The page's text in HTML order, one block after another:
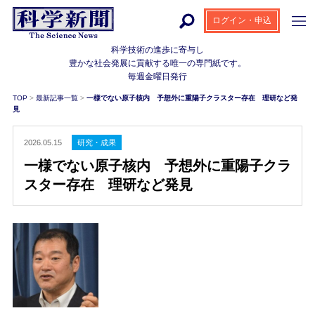
科学技術の進歩に寄与し
豊かな社会発展に貢献する唯一の専門紙です。
毎週金曜日発行
ログイン・申込
TOP > 最新記事一覧 > 一様でない原子核内 予想外に重陽子クラスター存在 理研など発
見
2026.05.15 研究・成果
一様でない原子核内 予想外に重陽子クラ
スター存在 理研など発見